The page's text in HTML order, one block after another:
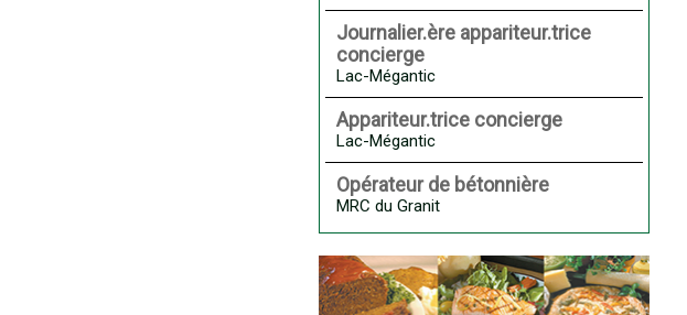
Journalier.ère appariteur.trice
concierge
Lac-Mégantic
Appariteur.trice concierge
Lac-Mégantic
Opérateur de bétonnière
MRC du Granit